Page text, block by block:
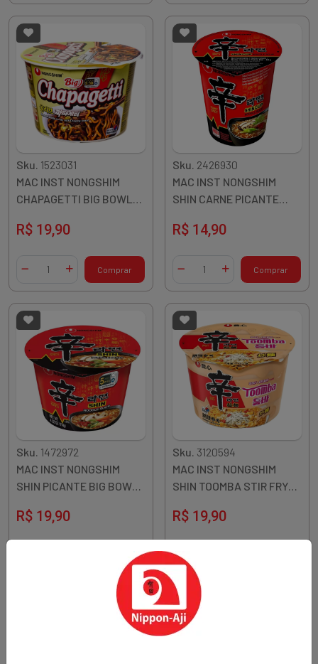
Sku. 1523031
MAC INST NONGSHIM
CHAPAGETTI BIG BOWL
R$ 19,90
Diminuir QuantidadeAdicionar Quantidade
Comprar
Sku. 2426930
MAC INST NONGSHIM
SHIN CARNE PICANTE
R$ 14,90
Diminuir QuantidadeAdicionar Quantidade
Comprar
Sku. 1472972
MAC INST NONGSHIM
SHIN PICANTE BIG BOWL
R$ 19,90
Adicionar Quantidade
Sku. 3120594
MAC INST NONGSHIM
SHIN TOOMBA STIR FRY
R$ 19,90
Diminuir Quantidade